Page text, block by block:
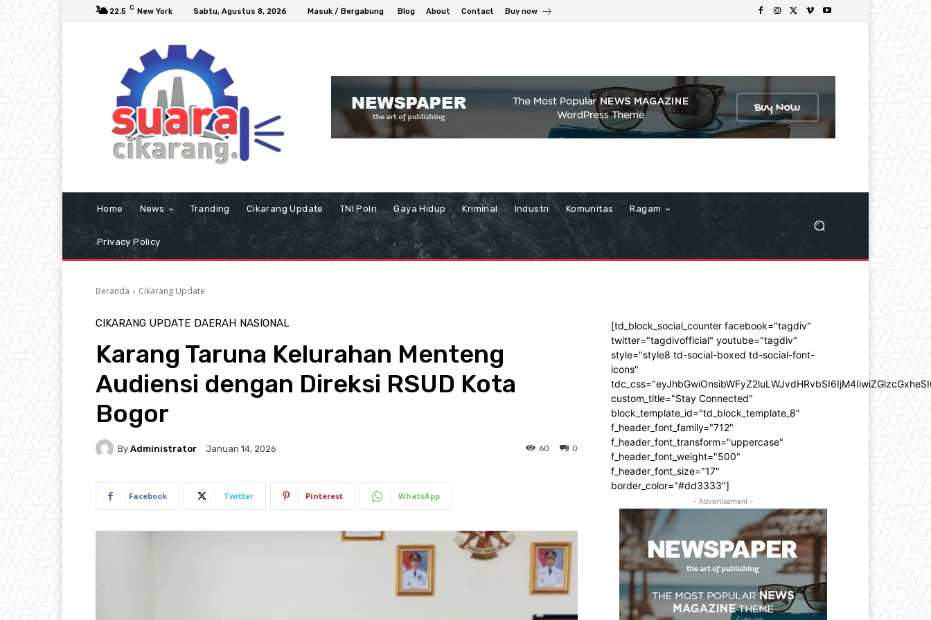
22.5 C New York Sabtu, Agustus 8, 2026 Masuk / Bergabung Blog About Contact Buy now
Home News Tranding Cikarang Update TNI Polri Gaya Hidup Kriminal Industri Komunitas Ragam
Privacy Policy
Beranda Cikarang Update
CIKARANG UPDATE DAERAH NASIONAL
Karang Taruna Kelurahan Menteng
Audiensi dengan Direksi RSUD Kota
Bogor
By Administrator Januari 14, 2026 0
60
Facebook Twitter Pinterest WhatsApp
[td_block_social_counter facebook="tagdiv"
twitter="tagdivofficial" youtube="tagdiv"
style="style8 td-social-boxed td-social-font-
icons"
custom_title="Stay Connected"
block_template_id="td_block_template_8"
f_header_font_family="712"
f_header_font_transform="uppercase"
f_header_font_weight="500"
f_header_font_size="17"
border_color="#dd3333"]
- Advertisement -